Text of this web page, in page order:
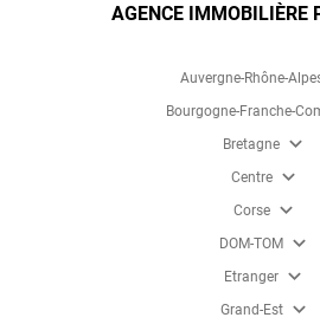
AGENCE IMMOBILIÈRE
Auvergne-Rhône-
Bourgogne-Franche-
Bretagne expand_more
Centre expand_more
Corse expand_more
DOM-TOM expand_more
Etranger expand_more
Grand-Est expand_more